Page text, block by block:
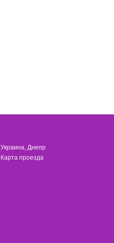
Украина, Днепр
Карта проезда